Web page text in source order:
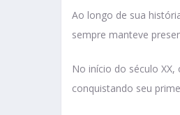
Ao longo de sua
sempre manteve
No início do século
conquistando seu